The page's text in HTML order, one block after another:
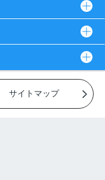
サイトマップ